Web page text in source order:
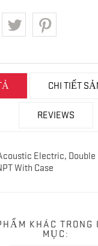
CHI TIẾT
REVIEWS
Electric, Double
With Case
KHÁC TRONG
MỤC: